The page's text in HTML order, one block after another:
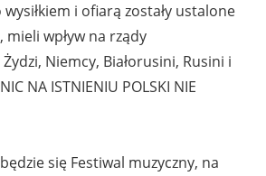
i ofiarą zostały ustalone
wpływ na rządy
Niemcy, Białorusini, Rusini i
NA ISTNIENIU POLSKI NIE
się Festiwal muzyczny, na